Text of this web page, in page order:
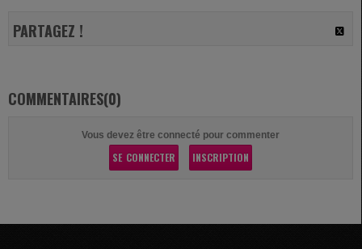
PARTAGEZ !
COMMENTAIRES(0)
Vous devez être connecté pour commenter
SE CONNECTER INSCRIPTION